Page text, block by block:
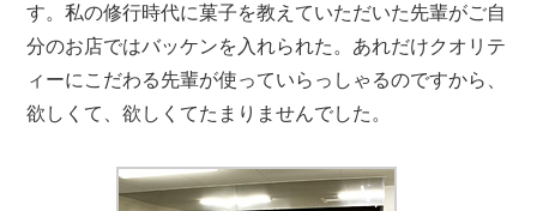
す。私の修行時代に菓子を教えていただいた先輩がご自
分のお店ではバッケンを入れられた。あれだけクオリテ
ィーにこだわる先輩が使っていらっしゃるのですから、
欲しくて、欲しくてたまりませんでした。